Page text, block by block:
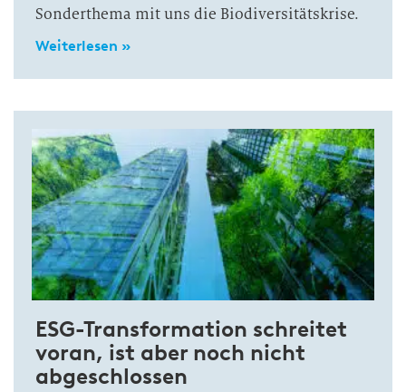
Sonderthema mit uns die Biodiversitätskrise.
Weiterlesen »
ESG-Transformation schreitet
voran, ist aber noch nicht
abgeschlossen